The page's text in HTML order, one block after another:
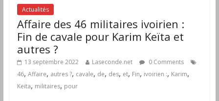
Actualités
Affaire des 46 militaires ivoirien :
Fin de cavale pour Karim Keïta et
autres ?
13 septembre 2022 Laseconde.net
0 Comments
46, Affaire, autres ?, cavale, de, des, et, Fin, ivoirien :, Karim,
Keïta, militaires, pour